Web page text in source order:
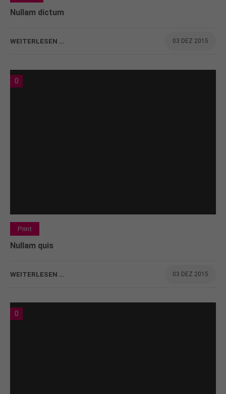
Nullam dictum
WEITERLESEN … 03 DEZ 2015
0
Print
Nullam quis
WEITERLESEN … 03 DEZ 2015
0